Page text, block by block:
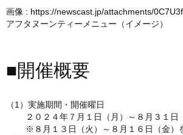
画像 : https://newscast.jp/attachments/
アフタヌーンティーメニュー（イメージ）
■開催概要
（1）実施期間・開催曜日
２０２４年７月１日（月）～８月３１日
※８月１３日（火）～８月１６日（金）を